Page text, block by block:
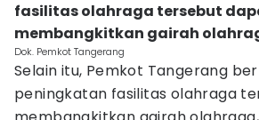
fasilitas olahraga tersebut
membangkitkan gairah
Dok. Pemkot Tangerang
Selain itu, Pemkot Tangerang
peningkatan fasilitas olahraga